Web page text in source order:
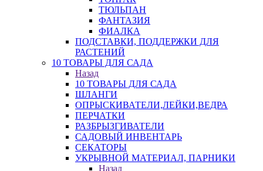
ТЮЛЬПАН
ФАНТАЗИЯ
ФИАЛКА
ПОДСТАВКИ, ПОДДЕРЖКИ ДЛЯ
РАСТЕНИЙ
10 ТОВАРЫ ДЛЯ САДА
Назад
10 ТОВАРЫ ДЛЯ САДА
ШЛАНГИ
ОПРЫСКИВАТЕЛИ,ЛЕЙКИ,ВЕДРА
ПЕРЧАТКИ
РАЗБРЫЗГИВАТЕЛИ
САДОВЫЙ ИНВЕНТАРЬ
СЕКАТОРЫ
УКРЫВНОЙ МАТЕРИАЛ, ПАРНИКИ
Назад